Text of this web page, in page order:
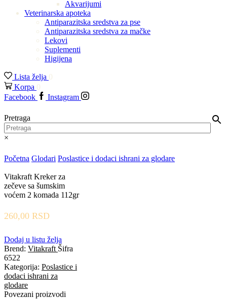
Akvarijumi
Veterinarska apoteka
Antiparazitska sredstva za pse
Antiparazitska sredstva za mačke
Lekovi
Suplementi
Higijena
Lista želja 0
Korpa 0
Facebook
Instagram
Pretraga
×
Početna Glodari Poslastice i dodaci ishrani za glodare
Vitakraft Kreker za
zečeve sa šumskim
voćem 2 komada 112gr
260,00 RSD
Dodaj u listu želja
Brend: Vitakraft Šifra
6522
Kategorija: Poslastice i
dodaci ishrani za
glodare
Povezani proizvodi